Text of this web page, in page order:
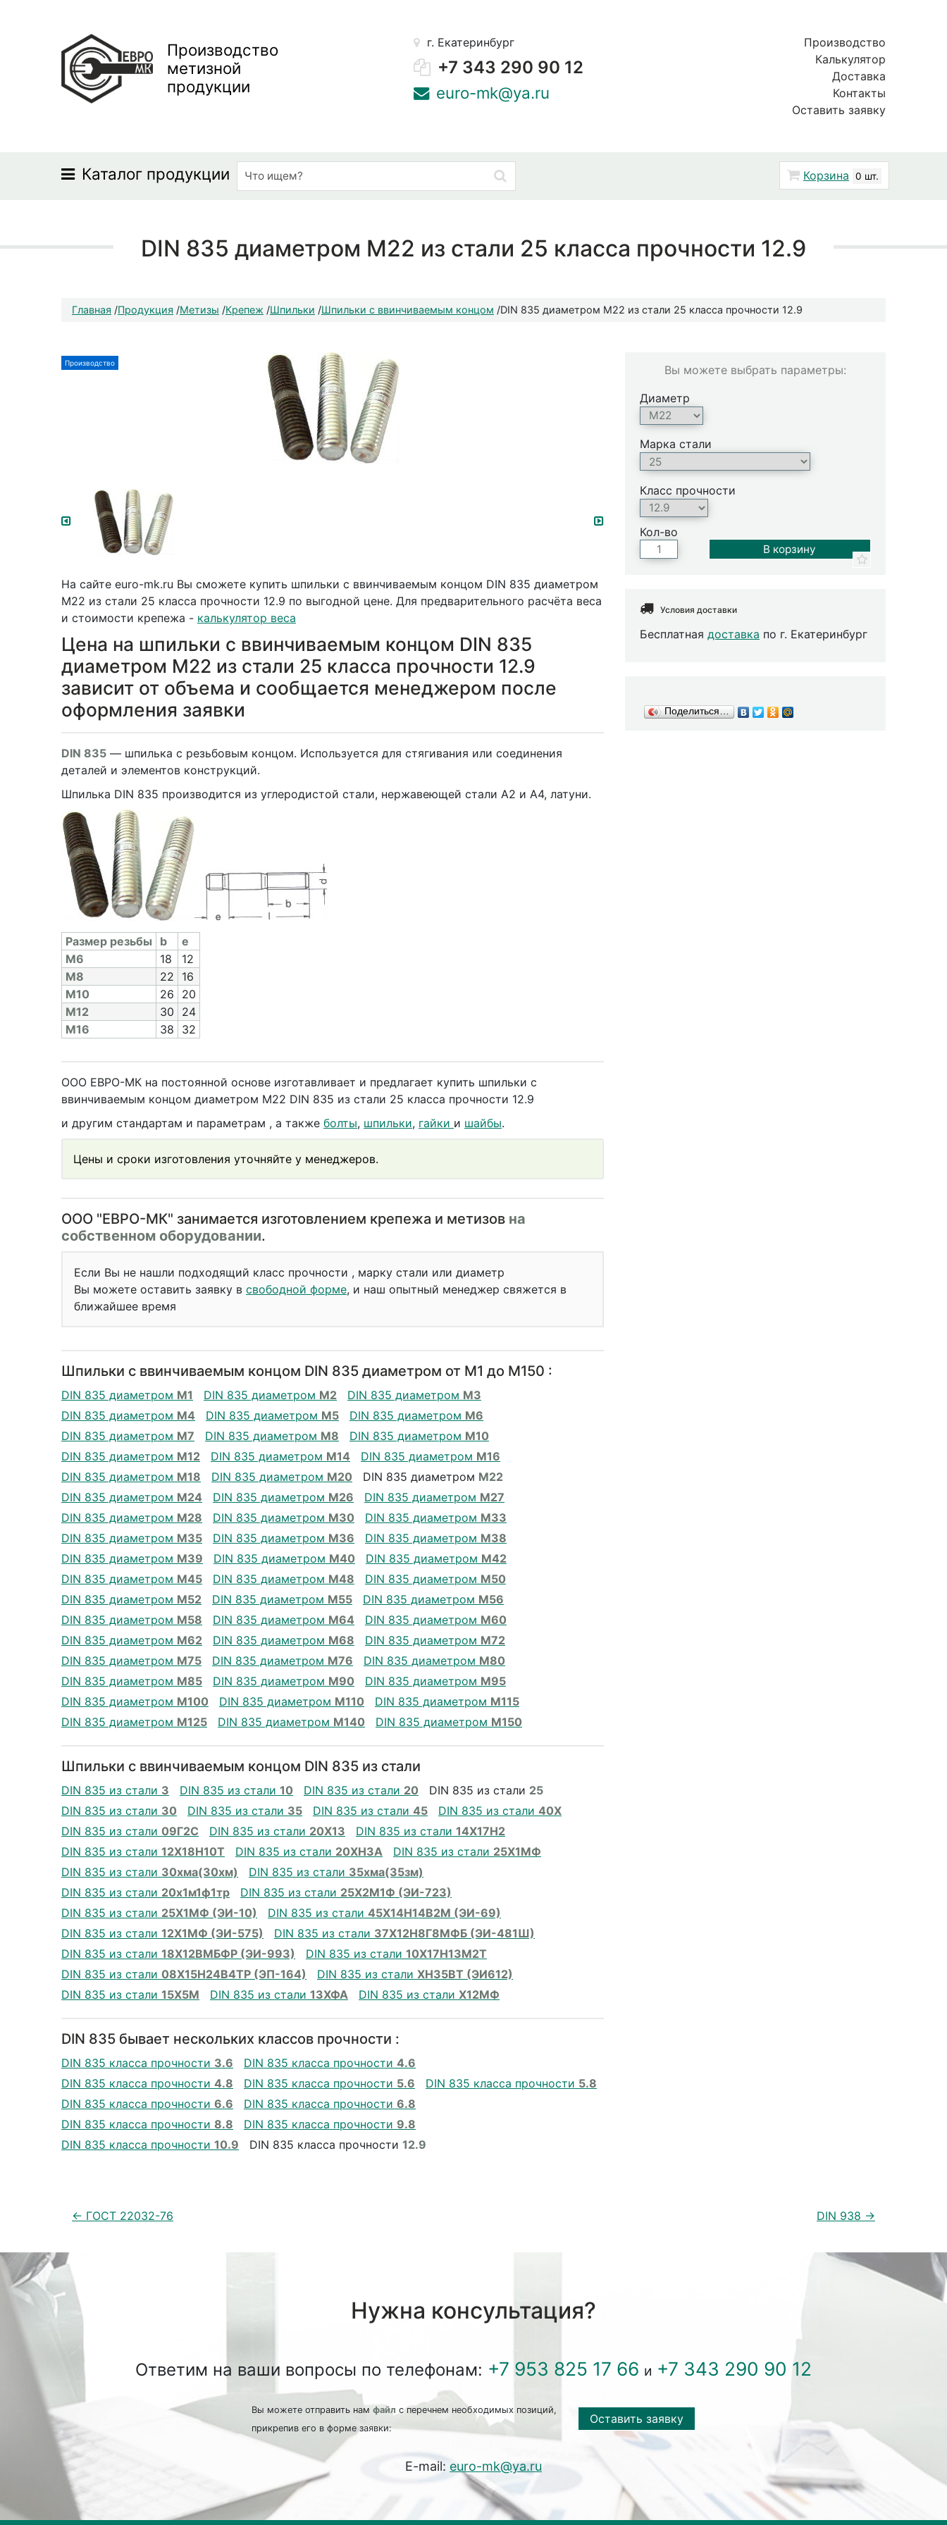
Производство
метизной
продукции
г. Екатеринбург
+7 343 290 90 12
euro-mk@ya.ru
Производство
Калькулятор
Доставка
Контакты
Оставить заявку
Каталог продукции Корзина 0 шт.
DIN 835 диаметром М22 из стали 25 класса прочности 12.9
Главная /Продукция /Метизы /Крепеж /Шпильки /Шпильки с ввинчиваемым концом /DIN 835 диаметром М22 из стали 25 класса прочности 12.9
Производство
На сайте euro-mk.ru Вы сможете купить шпильки с ввинчиваемым концом DIN 835 диаметром
М22 из стали 25 класса прочности 12.9 по выгодной цене. Для предварительного расчёта веса
и стоимости крепежа - калькулятор веса
Цена на шпильки с ввинчиваемым концом DIN 835
диаметром М22 из стали 25 класса прочности 12.9
зависит от объема и сообщается менеджером после
оформления заявки
DIN 835 — шпилька с резьбовым концом. Используется для стягивания или соединения
деталей и элементов конструкций.
Шпилька DIN 835 производится из углеродистой стали, нержавеющей стали А2 и А4, латуни.
Раз­мер резь­бы b
e
M6
18
12
M8
22
16
M10
26
20
M12
30
24
M16
38 32
ООО ЕВРО-МК на постоянной основе изготавливает и предлагает купить шпильки с
ввинчиваемым концом диаметром М22 DIN 835 из стали 25 класса прочности 12.9
и другим стандартам и параметрам , а также болты, шпильки, гайки и шайбы.
Цены и сроки изготовления уточняйте у менеджеров.
OOO "ЕВРО-МК" занимается изготовлением крепежа и метизов на
собственном оборудовании.
Если Вы не нашли подходящий класс прочности , марку стали или диаметр
Вы можете оставить заявку в свободной форме, и наш опытный менеджер свяжется в
ближайшее время
Шпильки с ввинчиваемым концом DIN 835 диаметром от М1 до М150 :
DIN 835 диаметром М1 DIN 835 диаметром М2 DIN 835 диаметром М3
DIN 835 диаметром М4 DIN 835 диаметром М5 DIN 835 диаметром М6
DIN 835 диаметром М7 DIN 835 диаметром М8 DIN 835 диаметром М10
DIN 835 диаметром М12 DIN 835 диаметром М14 DIN 835 диаметром М16
DIN 835 диаметром М18 DIN 835 диаметром М20 DIN 835 диаметром М22
DIN 835 диаметром М24 DIN 835 диаметром М26 DIN 835 диаметром М27
DIN 835 диаметром М28 DIN 835 диаметром М30 DIN 835 диаметром М33
DIN 835 диаметром М35 DIN 835 диаметром М36 DIN 835 диаметром М38
DIN 835 диаметром М39 DIN 835 диаметром М40 DIN 835 диаметром М42
DIN 835 диаметром М45 DIN 835 диаметром М48 DIN 835 диаметром М50
DIN 835 диаметром М52 DIN 835 диаметром М55 DIN 835 диаметром М56
DIN 835 диаметром М58 DIN 835 диаметром М64 DIN 835 диаметром М60
DIN 835 диаметром М62 DIN 835 диаметром М68 DIN 835 диаметром М72
DIN 835 диаметром М75 DIN 835 диаметром М76 DIN 835 диаметром М80
DIN 835 диаметром М85 DIN 835 диаметром М90 DIN 835 диаметром М95
DIN 835 диаметром М100 DIN 835 диаметром М110 DIN 835 диаметром М115
DIN 835 диаметром М125 DIN 835 диаметром М140 DIN 835 диаметром М150
Шпильки с ввинчиваемым концом DIN 835 из стали
DIN 835 из стали 3 DIN 835 из стали 10 DIN 835 из стали 20 DIN 835 из стали 25
DIN 835 из стали 30 DIN 835 из стали 35 DIN 835 из стали 45 DIN 835 из стали 40Х
DIN 835 из стали 09Г2С DIN 835 из стали 20Х13 DIN 835 из стали 14Х17Н2
DIN 835 из стали 12Х18Н10Т DIN 835 из стали 20ХН3А DIN 835 из стали 25Х1МФ
DIN 835 из стали 30хма(30хм) DIN 835 из стали 35хма(35зм)
DIN 835 из стали 20х1м1ф1тр DIN 835 из стали 25Х2М1Ф (ЭИ-723)
DIN 835 из стали 25Х1МФ (ЭИ-10) DIN 835 из стали 45Х14Н14В2М (ЭИ-69)
DIN 835 из стали 12Х1МФ (ЭИ-575) DIN 835 из стали 37Х12Н8Г8МФБ (ЭИ-481Ш)
DIN 835 из стали 18Х12ВМБФР (ЭИ-993) DIN 835 из стали 10Х17Н13М2Т
DIN 835 из стали 08Х15Н24В4ТР (ЭП-164) DIN 835 из стали ХН35ВТ (ЭИ612)
DIN 835 из стали 15Х5М DIN 835 из стали 13ХФА DIN 835 из стали Х12МФ
DIN 835 бывает нескольких классов прочности :
DIN 835 класса прочности 3.6 DIN 835 класса прочности 4.6
DIN 835 класса прочности 4.8 DIN 835 класса прочности 5.6 DIN 835 класса прочности 5.8
DIN 835 класса прочности 6.6 DIN 835 класса прочности 6.8
DIN 835 класса прочности 8.8 DIN 835 класса прочности 9.8
DIN 835 класса прочности 10.9 DIN 835 класса прочности 12.9
Вы можете выбрать параметры:
Диаметр
Марка стали
Класс прочности
Кол-во
Условия доставки
Бесплатная доставка по г. Екатеринбург
Поделиться…
← ГОСТ 22032-76 DIN 938 →
Нужна консультация?
Ответим на ваши вопросы по телефонам: +7 953 825 17 66 и +7 343 290 90 12
Вы можете отправить нам файл с перечнем необходимых позиций,
прикрепив его в форме заявки:
Оставить заявку
E-mail: euro-mk@ya.ru